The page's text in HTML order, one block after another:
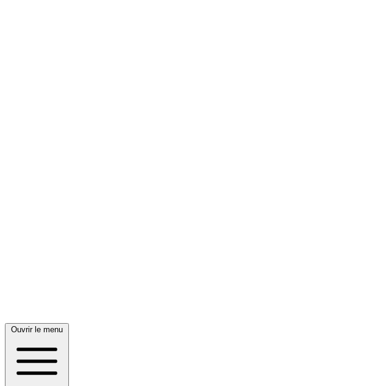
Ouvrir le menu